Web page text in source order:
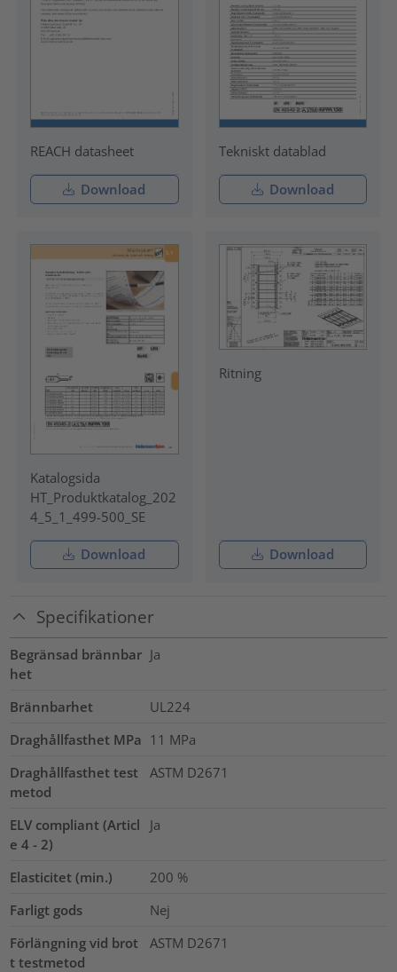
REACH datasheet
Download
Tekniskt datablad
Download
Katalogsida
HT_Produktkatalog_202
4_5_1_499-500_SE
Download
Ritning
Download
Specifikationer
Begränsad brännbar
het
Ja
Brännbarhet
UL224
Draghållfasthet MPa 11 MPa
Draghållfasthet test
metod
ASTM D2671
ELV compliant (Articl
e 4 - 2)
Ja
Elasticitet (min.) 200 %
Farligt gods
Nej
Förlängning vid brot
t testmetod
ASTM D2671